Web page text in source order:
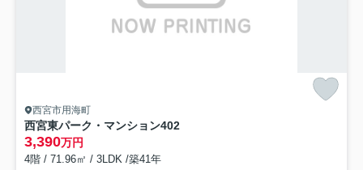
西宮市用海町
西宮東パーク・マンション402
3,390万円
4階 / 71.96㎡ / 3LDK /築41年